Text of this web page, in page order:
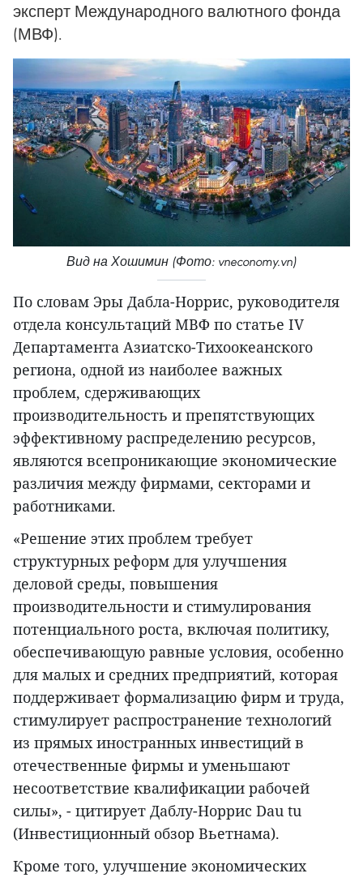
эксперт Международного валютного фонда
(МВФ).
Вид на Хошимин (Фото: vneconomy.vn)
По словам Эры Дабла-Норрис, руководителя
отдела консультаций МВФ по статье IV
Департамента Азиатско-Тихоокеанского
региона, одной из наиболее важных
проблем, сдерживающих
производительность и препятствующих
эффективному распределению ресурсов,
являются всепроникающие экономические
различия между фирмами, секторами и
работниками.
«Решение этих проблем требует
структурных реформ для улучшения
деловой среды, повышения
производительности и стимулирования
потенциального роста, включая политику,
обеспечивающую равные условия, особенно
для малых и средних предприятий, которая
поддерживает формализацию фирм и труда,
стимулирует распространение технологий
из прямых иностранных инвестиций в
отечественные фирмы и уменьшают
несоответствие квалификации рабочей
силы», - цитирует Даблу-Норрис Dau tu
(Инвестиционный обзор Вьетнама).
Кроме того, улучшение экономических